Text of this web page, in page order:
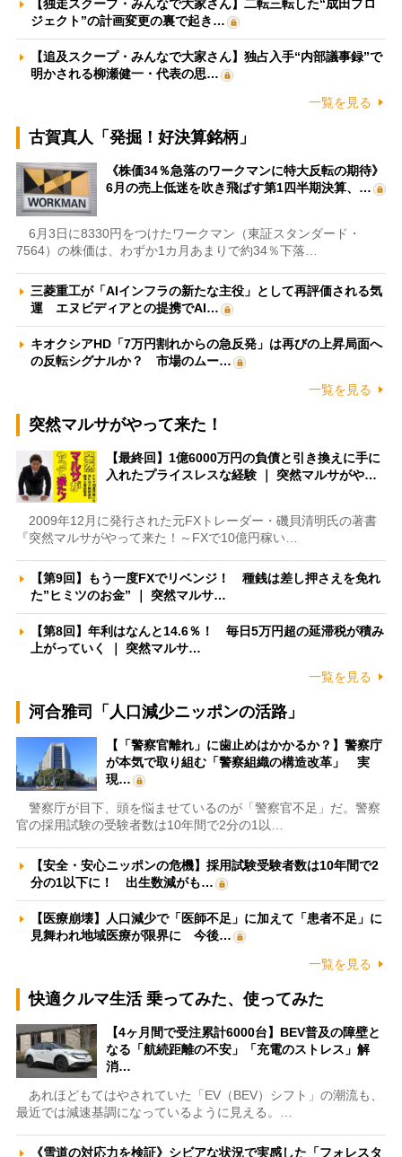
【独走スクープ・みんなで大家さん】二転三転した“成田プロ
ジェクト”の計画変更の裏で起き…
【追及スクープ・みんなで大家さん】独占入手“内部議事録”で
明かされる柳瀬健一・代表の思…
一覧を見る
古賀真人「発掘！好決算銘柄」
《株価34％急落のワークマンに特大反転の期待》
6月の売上低迷を吹き飛ばす第1四半期決算、…
6月3日に8330円をつけたワークマン（東証スタンダード・
7564）の株価は、わずか1カ月あまりで約34％下落…
三菱重工が「AIインフラの新たな主役」として再評価される気
運 エヌビディアとの提携でAI…
キオクシアHD「7万円割れからの急反発」は再びの上昇局面へ
の反転シグナルか？ 市場のムー…
一覧を見る
突然マルサがやって来た！
【最終回】1億6000万円の負債と引き換えに手に
入れたプライスレスな経験 ｜ 突然マルサがや…
2009年12月に発行された元FXトレーダー・磯貝清明氏の著書
『突然マルサがやって来た！～FXで10億円稼い…
【第9回】もう一度FXでリベンジ！ 種銭は差し押さえを免れ
た”ヒミツのお金” ｜ 突然マルサ…
【第8回】年利はなんと14.6％！ 毎日5万円超の延滞税が積み
上がっていく ｜ 突然マルサ…
一覧を見る
河合雅司「人口減少ニッポンの活路」
【「警察官離れ」に歯止めはかかるか？】警察庁
が本気で取り組む「警察組織の構造改革」 実
現…
警察庁が目下、頭を悩ませているのが「警察官不足」だ。警察
官の採用試験の受験者数は10年間で2分の1以…
【安全・安心ニッポンの危機】採用試験受験者数は10年間で2
分の1以下に！ 出生数減がも…
【医療崩壊】人口減少で「医師不足」に加えて「患者不足」に
見舞われ地域医療が限界に 今後…
一覧を見る
快適クルマ生活 乗ってみた、使ってみた
【4ヶ月間で受注累計6000台】BEV普及の障壁と
なる「航続距離の不安」「充電のストレス」解
消…
あれほどもてはやされていた「EV（BEV）シフト」の潮流も、
最近では減速基調になっているように見える。…
《雪道の対応力を検証》シビアな状況で実感した「フォレスタ